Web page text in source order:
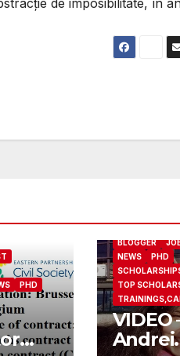
de imposibilitate, în
PHD
BLOGGER
NEWS
PHD
TOP
VIDEO